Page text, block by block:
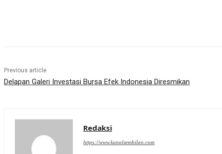
Previous article
Delapan Galeri Investasi Bursa Efek Indonesia Diresmikan
Redaksi
https://www.kanalsembilan.com